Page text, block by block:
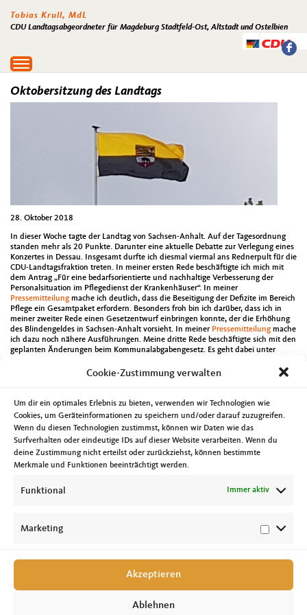
Cookie-Zustimmung verwalten
Um dir ein optimales Erlebnis zu bieten, verwenden wir Technologien wie
Cookies, um Geräteinformationen zu speichern und/oder darauf zuzugreifen.
Wenn du diesen Technologien zustimmst, können wir Daten wie das
Surfverhalten oder eindeutige IDs auf dieser Website verarbeiten. Wenn du
deine Zustimmung nicht erteilst oder zurückziehst, können bestimmte
Merkmale und Funktionen beeinträchtigt werden.
Funktional Immer aktiv
Marketing
Akzeptieren
Ablehnen
Tobias Krull, MdL
CDU Landtagsabgeordneter für Magdeburg Stadtfeld-Ost, Altstadt und Ostelbien
Toggle
navigation
Oktobersitzung des Landtags
28. Oktober 2018
In dieser Woche tagte der Landtag von Sachsen-Anhalt. Auf der Tagesordnung
standen mehr als 20 Punkte. Darunter eine aktuelle Debatte zur Verlegung eines
Konzertes in Dessau. Insgesamt durfte ich diesmal viermal ans Rednerpult für die
CDU-Landtagsfraktion treten. In meiner ersten Rede beschäftigte ich mich mit
dem Antrag „Für eine bedarfsorientierte und nachhaltige Verbesserung der
Personalsituation im Pflegedienst der Krankenhäuser“. In meiner
Pressemitteilung mache ich deutlich, dass die Beseitigung der Defizite im Bereich
Pflege ein Gesamtpaket erfordern. Besonders froh bin ich darüber, dass ich in
meiner zweiter Rede einen Gesetzentwurf einbringen konnte, der die Erhöhung
des Blindengeldes in Sachsen-Anhalt vorsieht. In meiner Pressemitteilung mache
ich dazu noch nähere Ausführungen. Meine dritte Rede beschäftigte sich mit den
geplanten Änderungen beim Kommunalabgabengesetz. Es geht dabei unter
Tourismusbeitrag. In meiner vierten Rede ging es um einen Antrag mit dem Titel
„Kommunen entlasten – Sozialbetrug verhindern“. Dabei sprach ich mich deutlich
Schlupflöcher zum Missbrauch derselben geschlossen werden müssen. Damit
liegt die Anzahl meiner Landtagsreden inzwischen bei 73.
Neben der Landtagssitzung gab es natürlich noch andere Termine. Am Montag
dürfte ich am 4. Demografiekongress des Landes Sachsen-Anhalt teilnehmen.
Abends tagte der Landesfachausschuss Arbeit, Soziales und Integration zu den
geplanten Änderungen des Kinderförderungsgesetzes. Am Dienstag dürfte ich
bei den CDU-Ortsverbänden Ostelbien und Süd über aktuelle Entwicklungen in
Fakultät der Otto-von-Guericke-Universität konnte ich viele neue Informationen
Anhalt zum Thema „Charta zur Betreuung schwerstkranker Menschen“.